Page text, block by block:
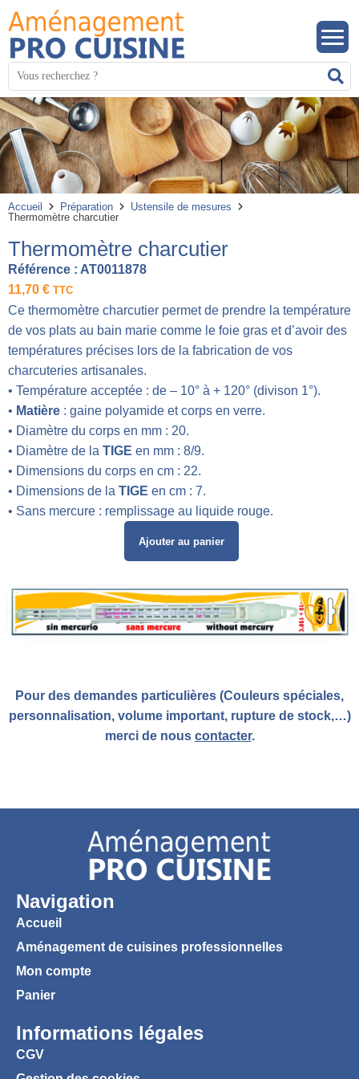
Mots
clés
:
Accueil Préparation
Ustensile de mesures
Thermomètre charcutier
Thermomètre charcutier
Référence : AT0011878
11,70 € TTC
Ce thermomètre charcutier permet de prendre la température
de vos plats au bain marie comme le foie gras et d’avoir des
températures précises lors de la fabrication de vos
charcuteries artisanales.
• Température acceptée : de – 10° à + 120° (divison 1°).
• Matière : gaine polyamide et corps en verre.
• Diamètre du corps en mm : 20.
• Diamètre de la TIGE en mm : 8/9.
• Dimensions du corps en cm : 22.
• Dimensions de la TIGE en cm : 7.
• Sans mercure : remplissage au liquide rouge.
Ajouter au panier
Pour des demandes particulières (Couleurs spéciales,
personnalisation, volume important, rupture de stock,…)
merci de nous contacter.
Navigation
Accueil
Aménagement de cuisines professionnelles
Mon compte
Panier
Informations légales
CGV
Panneau de gestion des cookies